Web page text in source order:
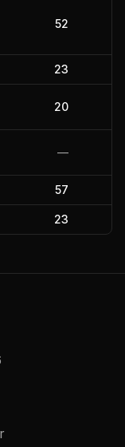
52
23
20
—
57
23